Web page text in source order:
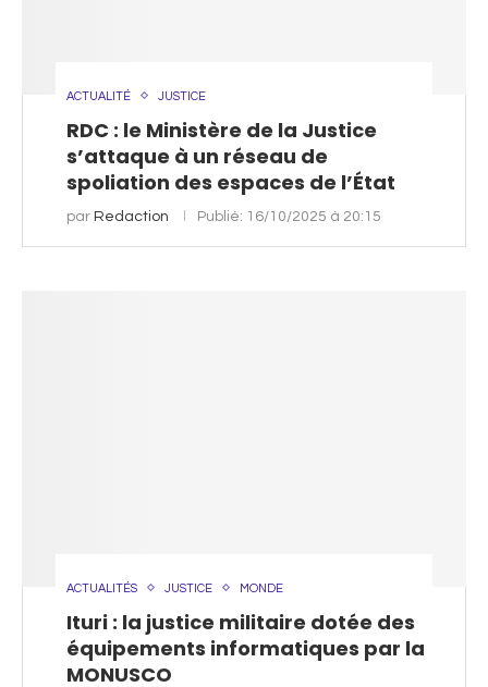
ACTUALITÉ JUSTICE
RDC : le Ministère de la Justice
s’attaque à un réseau de
spoliation des espaces de l’État
par Redaction Publié: 16/10/2025 à 20:15
ACTUALITÉS JUSTICE MONDE
Ituri : la justice militaire dotée des
équipements informatiques par la
MONUSCO